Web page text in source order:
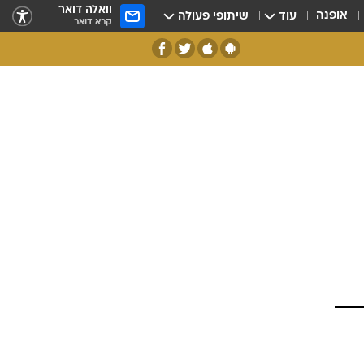
אופנה עוד שיתופי פעולה וואלה דואר
קרא דואר